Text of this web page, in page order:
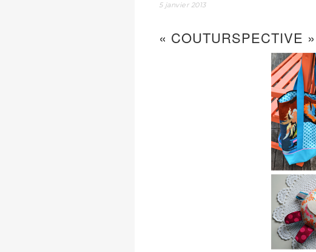
5 janvier 2013
« COUTURSPECTIVE »